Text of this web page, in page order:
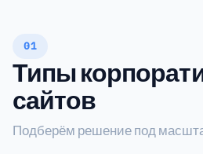
01
Типы
сайтов
Подберём решение под